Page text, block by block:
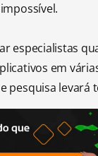
especialistas
em
pesquisa levará